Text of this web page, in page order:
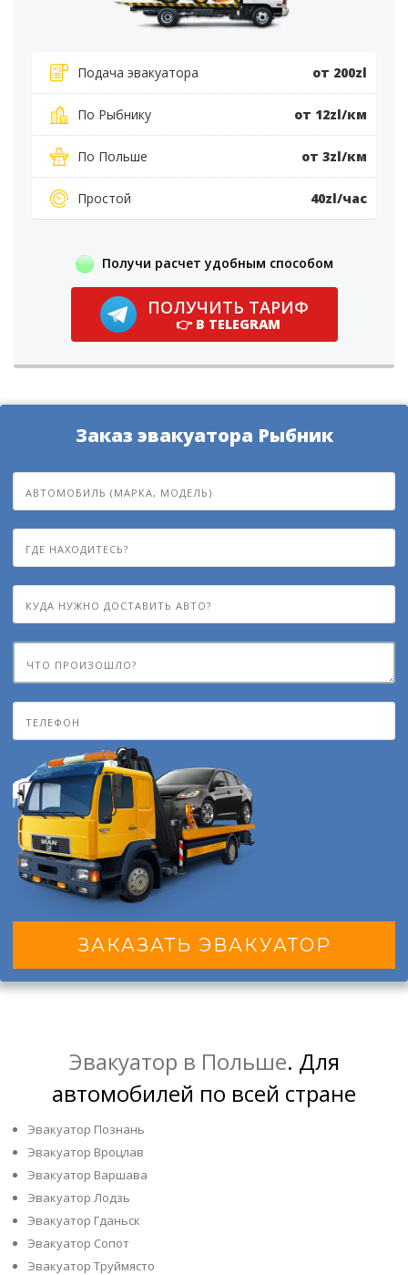
Подача эвакуатора от 200zl
По Рыбнику от 12zl/км
По Польше от 3zl/км
Простой 40zl/час
Получи расчет удобным способом
ПОЛУЧИТЬ ТАРИФ
👉 В TELEGRAM
Заказ эвакуатора Рыбник
ЗАКАЗАТЬ ЭВАКУАТОР
Эвакуатор в Польше. Для
автомобилей по всей стране
Эвакуатор Познань
Эвакуатор Вроцлав
Эвакуатор Варшава
Эвакуатор Лодзь
Эвакуатор Гданьск
Эвакуатор Сопот
Эвакуатор Труймясто